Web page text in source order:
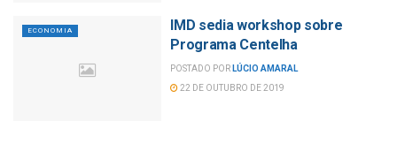
ECONOMIA
IMD sedia workshop sobre
Programa Centelha
POSTADO POR LÚCIO AMARAL
22 DE OUTUBRO DE 2019